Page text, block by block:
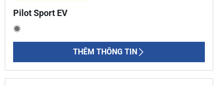
Pilot Sport EV
THÊM THÔNG TIN